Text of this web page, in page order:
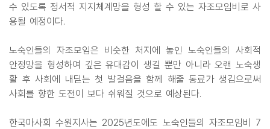
수 있도록 정서적 지지체계망을 형성 할 수 있는 자조모임비로 사
용될 예정이다.
노숙인들의 자조모임은 비슷한 처지에 놓인 노숙인들의 사회적
안정망을 형성하여 깊은 유대감이 생길 뿐만 아니라 오랜 노숙생
활 후 사회에 내딛는 첫 발걸음을 함께 해줄 동료가 생김으로써
사회를 향한 도전이 보다 쉬워질 것으로 예상된다.
한국마사회 수원지사는 2025년도에도 노숙인들의 자조모임비 7